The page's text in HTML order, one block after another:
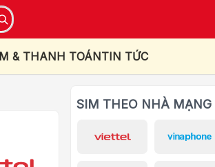
& THANH TOÁNTIN TỨC
SIM THEO NHÀ MẠNG